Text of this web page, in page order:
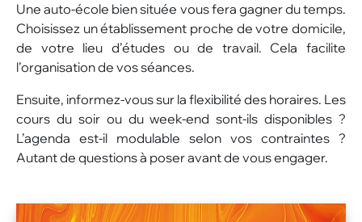
Une auto-école bien située vous fera gagner du temps.
Choisissez un établissement proche de votre domicile,
de votre lieu d’études ou de travail. Cela facilite
l’organisation de vos séances.
Ensuite, informez-vous sur la flexibilité des horaires. Les
cours du soir ou du week-end sont-ils disponibles ?
L’agenda est-il modulable selon vos contraintes ?
Autant de questions à poser avant de vous engager.